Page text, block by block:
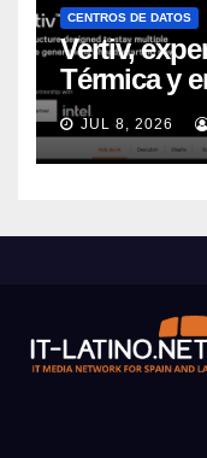
CENTROS DE DATOS
Vertiv,
Térmica y
Datos,
imparable
JUL 8, 2026